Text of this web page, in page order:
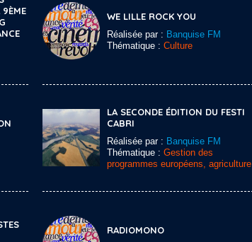
9ÈME
WE LILLE ROCK YOU
Réalisée par : Banquise FM
Thématique : Culture
LA SECONDE ÉDITION DU FESTI
CABRI
Réalisée par : Banquise FM
Thématique : Gestion des
programmes européens, agriculture
RADIOMONO